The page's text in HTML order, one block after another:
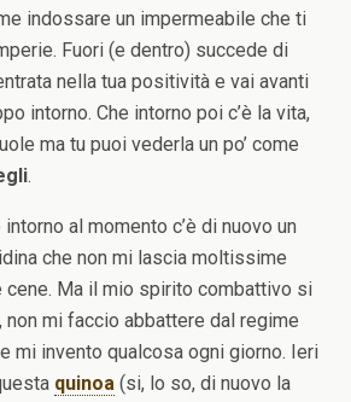
indossare un impermeabile che ti
Fuori (e dentro) succede di
nella tua positività e vai avanti
intorno. Che intorno poi c’è la vita,
ma tu puoi vederla un po’ come
.
al momento c’è di nuovo un
che non mi lascia moltissime
cene. Ma il mio spirito combattivo si
non mi faccio abbattere dal regime
mi invento qualcosa ogni giorno. Ieri
quinoa (si, lo so, di nuovo la